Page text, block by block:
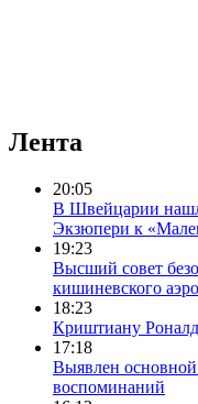
Лента
20:05
В Швейцарии
Экзюпери к
19:23
Высший совет
кишиневского
18:23
Криштиану
17:18
Выявлен
воспоминаний